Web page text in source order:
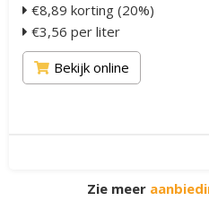
€8,89 korting (20%)
€3,56 per liter
Bekijk online
Zie meer